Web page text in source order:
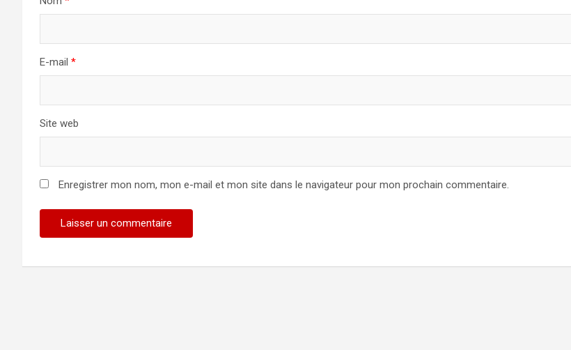
E-mail *
Site web
Enregistrer mon nom, mon e-mail et mon site dans le navigateur pour mon prochain commentaire.